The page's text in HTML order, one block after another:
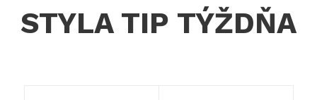
STYLA TIP TÝŽDŇA